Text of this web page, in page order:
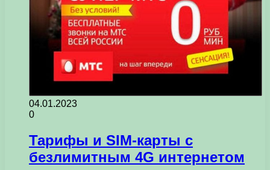
04.01.2023
0
Тарифы и SIM-карты с
безлимитным 4G интернетом